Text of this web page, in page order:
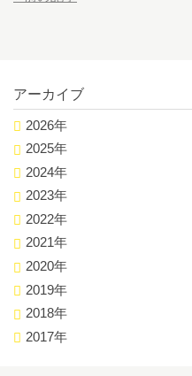
アーカイブ
2026年
2025年
2024年
2023年
2022年
2021年
2020年
2019年
2018年
2017年